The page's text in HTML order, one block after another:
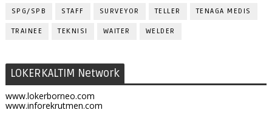
SPG/SPB STAFF SURVEYOR TELLER TENAGA MEDIS
TRAINEE TEKNISI WAITER WELDER
LOKERKALTIM Network
www.lokerborneo.com
www.inforekrutmen.com